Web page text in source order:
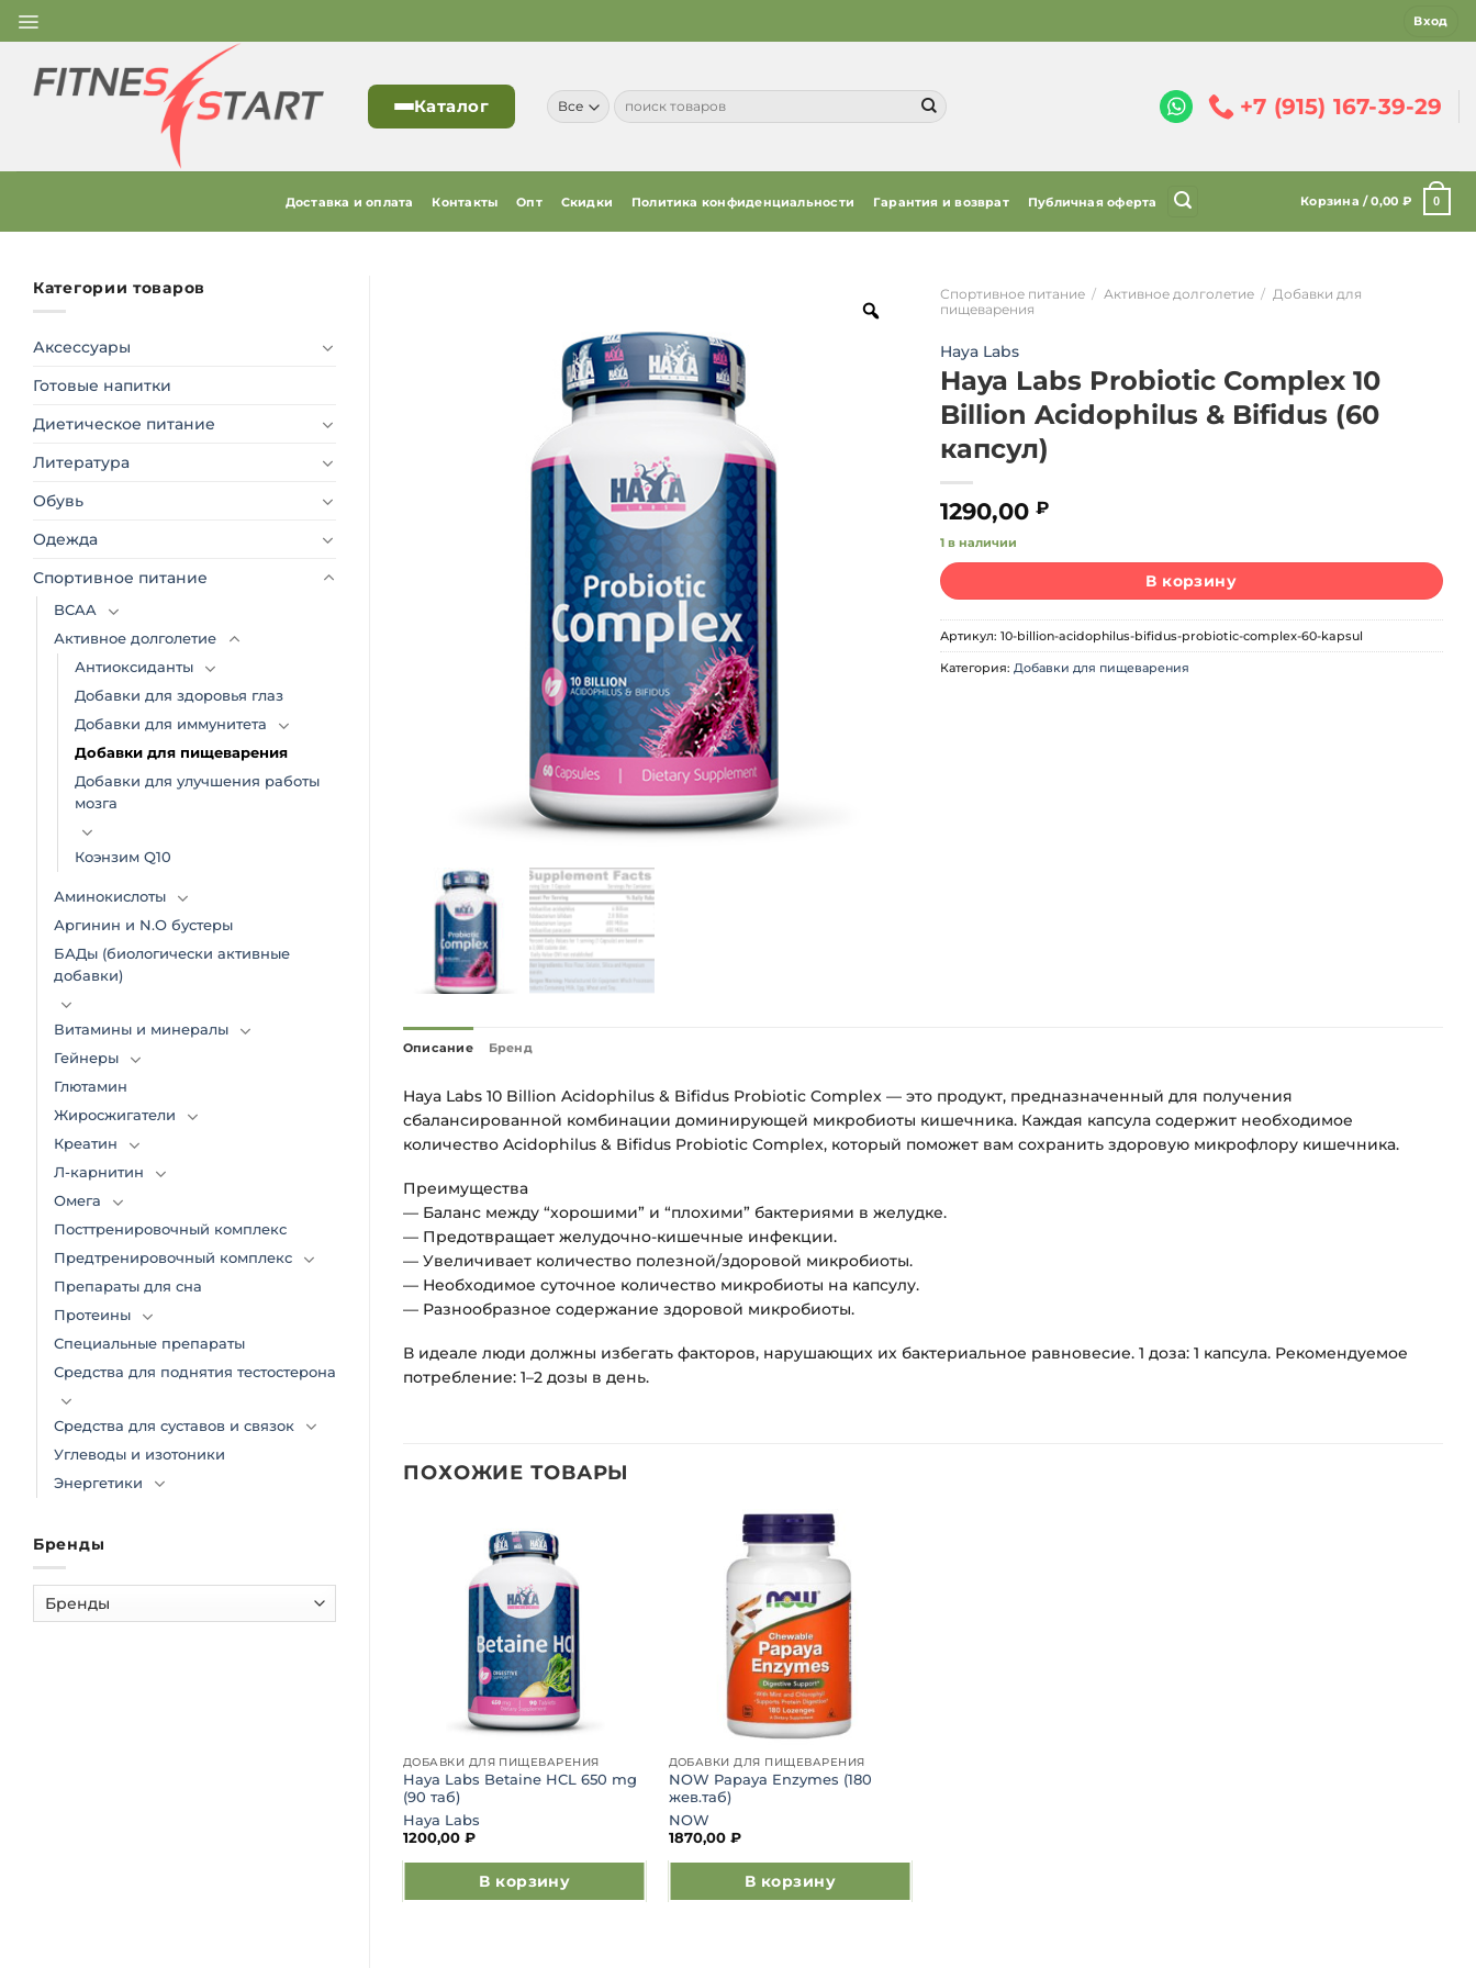
Skip
Вход
Каталог Искать: +7 (915) 167-39-29
Доставка и оплата Контакты Опт Скидки Политика конфиденциальности Гарантия и возврат Публичная оферта Корзина /0,00 ₽ 0
Категории товаров
Аксессуары
Готовые напитки
Диетическое питание
Литература
Обувь
Одежда
Спортивное питание
BCAA
Активное долголетие
Антиоксиданты
Добавки для здоровья глаз
Добавки для иммунитета
Добавки для пищеварения
Добавки для улучшения работы
мозга
Коэнзим Q10
Аминокислоты
Аргинин и N.O бустеры
БАДы (биологически активные
добавки)
Витамины и минералы
Гейнеры
Глютамин
Жиросжигатели
Креатин
Л-карнитин
Омега
Посттренировочный комплекс
Предтренировочный комплекс
Препараты для сна
Протеины
Специальные препараты
Средства для поднятия тестостерона
Средства для суставов и связок
Углеводы и изотоники
Энергетики
Бренды
Спортивное питание / Активное долголетие / Добавки для
пищеварения
Haya Labs
Haya Labs Probiotic Complex 10
Billion Acidophilus & Bifidus (60
капсул)
1290,00 ₽
1 в наличии
В корзину
Артикул: 10-billion-acidophilus-bifidus-probiotic-complex-60-kapsul
Категория: Добавки для пищеварения
Описание Бренд
Haya Labs 10 Billion Acidophilus & Bifidus Probiotic Complex — это продукт, предназначенный для получения
сбалансированной комбинации доминирующей микробиоты кишечника. Каждая капсула содержит необходимое
количество Acidophilus & Bifidus Probiotic Complex, который поможет вам сохранить здоровую микрофлору кишечника.
Преимущества
— Баланс между “хорошими” и “плохими” бактериями в желудке.
— Предотвращает желудочно-кишечные инфекции.
— Увеличивает количество полезной/здоровой микробиоты.
— Необходимое суточное количество микробиоты на капсулу.
— Разнообразное содержание здоровой микробиоты.
В идеале люди должны избегать факторов, нарушающих их бактериальное равновесие. 1 доза: 1 капсула. Рекомендуемое
потребление: 1–2 дозы в день.
ПОХОЖИЕ ТОВАРЫ
в список
желаний
ДОБАВКИ ДЛЯ ПИЩЕВАРЕНИЯ
Haya Labs Betaine HCL 650 mg
(90 таб)
Haya Labs
1200,00 ₽
В корзину
Добавить
желаний
ДОБАВКИ ДЛЯ ПИЩЕВАРЕНИЯ
NOW Papaya Enzymes (180
жев.таб)
NOW
1870,00 ₽
В корзину